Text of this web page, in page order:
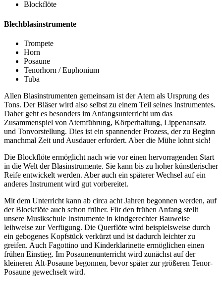
Blockflöte
Blechblasinstrumente
Trompete
Horn
Posaune
Tenorhorn / Euphonium
Tuba
Allen Blasinstrumenten gemeinsam ist der Atem als Ursprung des
Tons. Der Bläser wird also selbst zu einem Teil seines Instrumentes.
Daher geht es besonders im Anfangsunterricht um das
Zusammenspiel von Atemführung, Kör­perhaltung, Lippenansatz
und Tonvorstellung. Dies ist ein spannender Prozess, der zu Beginn
manchmal Zeit und Ausdauer erfordert. Aber die Mühe lohnt sich!
Die Blockflöte ermöglicht nach wie vor einen hervorragenden Start
in die Welt der Blasinstrumente. Sie kann bis zu hoher künstlerischer
Reife entwickelt werden. Aber auch ein späterer Wechsel auf ein
anderes Instrument wird gut vorbereitet.
Mit dem Unterricht kann ab circa acht Jahren begonnen werden, auf
der Blockflöte auch schon früher. Für den frühen Anfang stellt
unsere Musikschule Instrumente in kindgerechter Bauweise
leihweise zur Verfügung. Die Querflöte wird beispielsweise durch
ein gebogenes Kopfstück verkürzt und ist dadurch leichter zu
greifen. Auch Fagottino und Kinderklarinette ermög­lichen einen
frühen Einstieg. Im Posaunenunterricht wird zunächst auf der
kleineren Alt-Posaune begonnen, bevor später zur ­größeren Tenor-
Posaune gewechselt wird.